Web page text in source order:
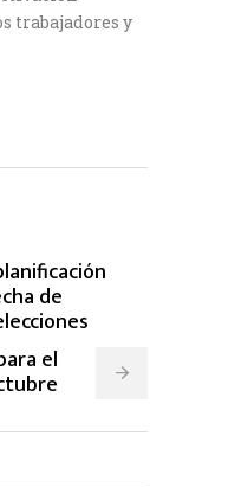
trabajadores y
de
el